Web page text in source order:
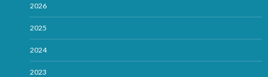
2026
2025
2024
2023